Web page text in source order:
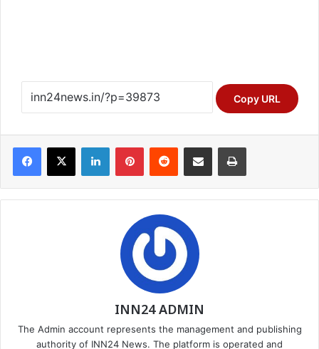
Copy URL
Facebook
X LinkedInPinterestReddit Share via Email Print
INN24 ADMIN
The Admin account represents the management and publishing
authority of INN24 News. The platform is operated and